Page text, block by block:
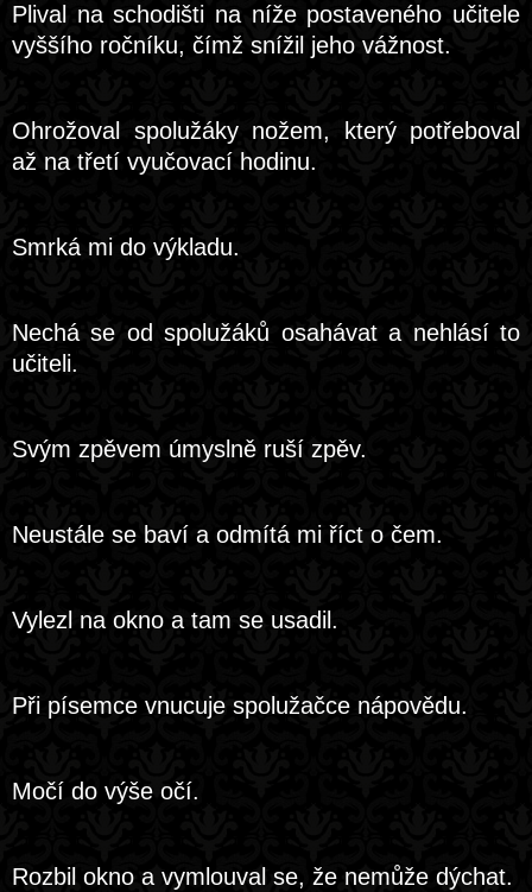
Plival na schodišti na níže postaveného učitele
vyššího ročníku, čímž snížil jeho vážnost.
Ohrožoval spolužáky nožem, který potřeboval
až na třetí vyučovací hodinu.
Smrká mi do výkladu.
Nechá se od spolužáků osahávat a nehlásí to
učiteli.
Svým zpěvem úmyslně ruší zpěv.
Neustále se baví a odmítá mi říct o čem.
Vylezl na okno a tam se usadil.
Při písemce vnucuje spolužačce nápovědu.
Močí do výše očí.
Rozbil okno a vymlouval se, že nemůže dýchat.